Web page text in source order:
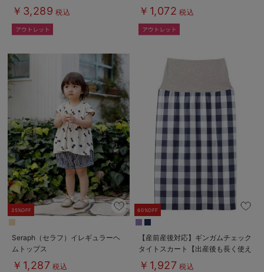
も長く使える】
￥3,289 税込
ト￥1,072 税込
35%OFF
Seraph（セラフ）イレギュラーヘ
ムトップス
￥1,287 税込
60%OFF
【産前産後対応】ギンガムチェック
タイトスカート【出産後も長く使え
る】
￥1,927 税込